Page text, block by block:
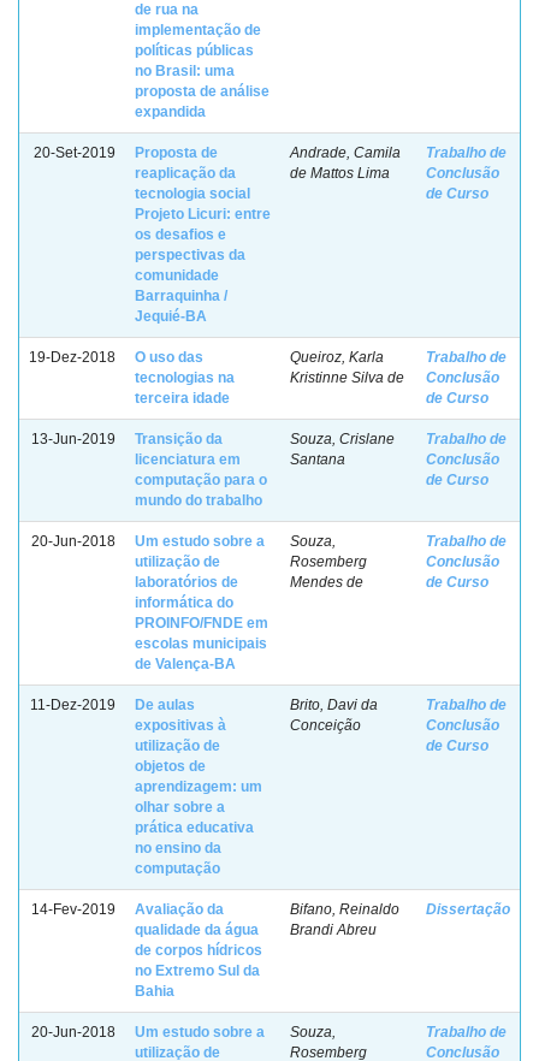
de rua na
implementação de
políticas públicas
no Brasil: uma
proposta de análise
expandida
20-Set-2019
Proposta de
reaplicação da
tecnologia social
Projeto Licuri: entre
os desafios e
perspectivas da
comunidade
Barraquinha /
Jequié-BA
Andrade, Camila
de Mattos Lima
Trabalho de
Conclusão
de Curso
19-Dez-2018
O uso das
tecnologias na
terceira idade
Queiroz, Karla
Kristinne Silva de
Trabalho de
Conclusão
de Curso
13-Jun-2019
Transição da
licenciatura em
computação para o
mundo do trabalho
Souza, Crislane
Santana
Trabalho de
Conclusão
de Curso
20-Jun-2018
Um estudo sobre a
utilização de
laboratórios de
informática do
PROINFO/FNDE em
escolas municipais
de Valença-BA
Souza,
Rosemberg
Mendes de
Trabalho de
Conclusão
de Curso
11-Dez-2019
De aulas
expositivas à
utilização de
objetos de
aprendizagem: um
olhar sobre a
prática educativa
no ensino da
computação
Brito, Davi da
Conceição
Trabalho de
Conclusão
de Curso
14-Fev-2019
Avaliação da
qualidade da água
de corpos hídricos
no Extremo Sul da
Bahia
Bifano, Reinaldo
Brandi Abreu
Dissertação
20-Jun-2018
Um estudo sobre a
utilização de
Souza,
Rosemberg
Trabalho de
Conclusão